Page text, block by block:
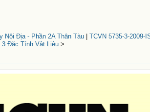
Nội Địa - Phần 2A Thân Tàu| TCVN 5735-3-2009-
3 Đặc Tính Vật Liệu>